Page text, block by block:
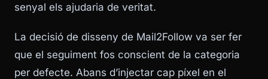
senyal els ajudaria de veritat.
La decisió de disseny de Mail2Follow va ser fer
que el seguiment fos conscient de la categoria
per defecte. Abans d’injectar cap píxel en el